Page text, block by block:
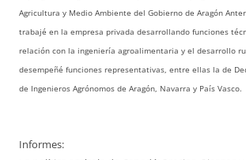
Agricultura y Medio Ambiente del Gobierno de Aragón
trabajé en la empresa privada desarrollando funciones
relación con la ingeniería agroalimentaria y el desarrollo
desempeñé funciones representativas, entre ellas la de
de Ingenieros Agrónomos de Aragón, Navarra y País Vasco.
Informes: